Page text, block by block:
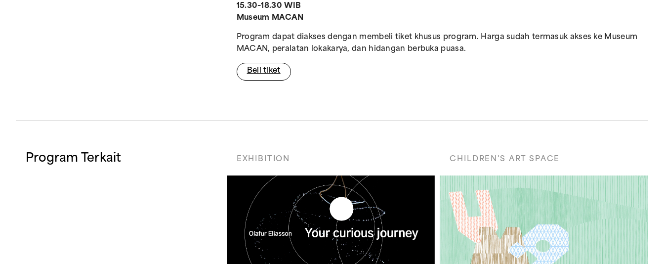
15.30–18.30 WIB
Museum MACAN
Program dapat diakses dengan membeli tiket khusus program. Harga sudah termasuk akses ke Museum
MACAN, peralatan lokakarya, dan hidangan berbuka puasa.
Beli tiket
Program Terkait EXHIBITION CHILDREN'S ART SPACE